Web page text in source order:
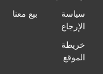
سياسة
الإرجاع
بيع معنا
خريطة
الموقع